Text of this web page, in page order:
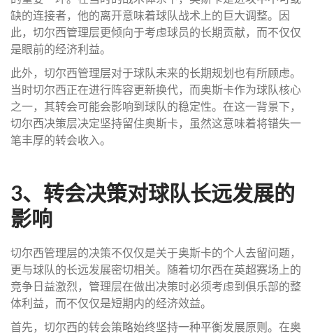
缺的连接者，他的离开意味着球队战术上的巨大调整。因
此，切尔西管理层更倾向于考虑球员的长期贡献，而不仅仅
是眼前的经济利益。
此外，切尔西管理层对于球队未来的长期规划也有所顾虑。
当时切尔西正在进行阵容更新换代，而奥斯卡作为球队核心
之一，其转会可能会影响到球队的稳定性。在这一背景下，
切尔西决策层决定坚持留住奥斯卡，虽然这意味着将错失一
笔丰厚的转会收入。
3、转会决策对球队长远发展的
影响
切尔西管理层的决策不仅仅是关于奥斯卡的个人去留问题，
更与球队的长远发展密切相关。随着切尔西在英超赛场上的
竞争日益激烈，管理层在做出决策时必须考虑到俱乐部的整
体利益，而不仅仅是短期内的经济效益。
首先，切尔西的转会策略始终坚持一种平衡发展原则。在奥